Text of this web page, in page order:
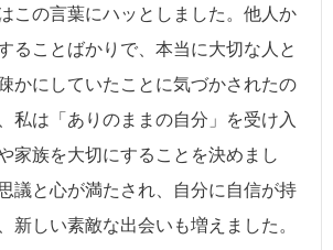
この言葉にハッとしました。他人か
ることばかりで、本当に大切な人と
かにしていたことに気づかされたの
私は「ありのままの自分」を受け入
家族を大切にすることを決めまし
議と心が満たされ、自分に自信が持
新しい素敵な出会いも増えました。